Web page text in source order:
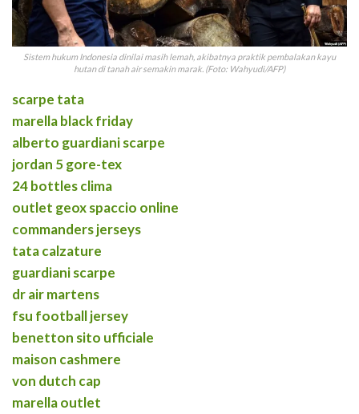
Sistem hukum Indonesia dinilai masih lemah, akibatnya praktik pembalakan kayu
hutan di tanah air semakin marak. (Foto: Wahyudi/AFP)
scarpe tata
marella black friday
alberto guardiani scarpe
jordan 5 gore-tex
24 bottles clima
outlet geox spaccio online
commanders jerseys
tata calzature
guardiani scarpe
dr air martens
fsu football jersey
benetton sito ufficiale
maison cashmere
von dutch cap
marella outlet